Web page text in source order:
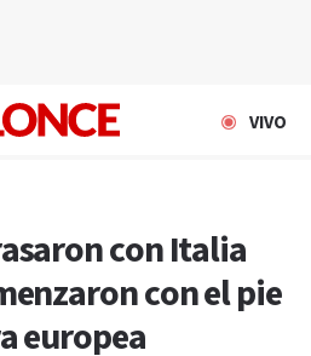
VIVO
con Italia
con el pie
europea